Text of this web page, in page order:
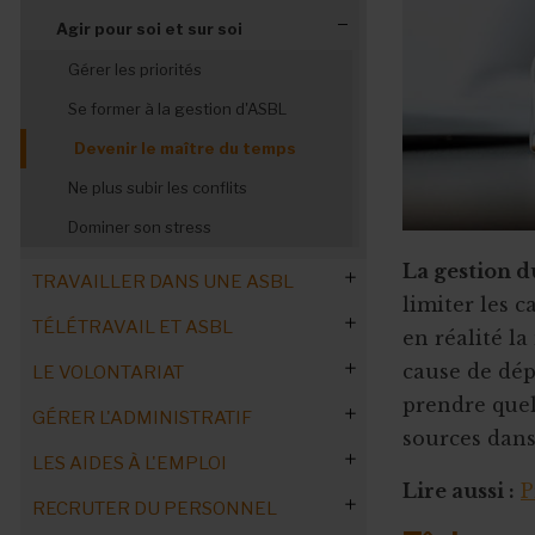
Suivre, évaluer, motiver
Conduire une réunion d’équipe
Gérer un conflit dans l’ASBL
Activer l’intelligence collective
Générer et partager les idées
Porter un projet avec l'équipe
Apprendre à parler en public
Réussir une présentation
Agir pour soi et sur soi
Gérer les priorités
Se former à la gestion d'ASBL
Devenir le maître du temps
Ne plus subir les conflits
Dominer son stress
TRAVAILLER DANS UNE ASBL
L'emploi dans le Non-Marchand
Chiffres de l’emploi dans l’associatif
précarisation
Ressources humaines :
TÉLÉTRAVAIL ET ASBL
Télétravail : cadre réglementaire
Télétravail occasionnel
Instaurer le télétravail structurel
Télétravail : rémunération des salariés
Contrôle du bien-être au travail
Télétravail : surveiller son équipe
Accident du travail en télétravail
LE VOLONTARIAT
Commandez notre Guide Pratique
ASBL 100 % bénévoles : défis /
GÉRER L'ADMINISTRATIF
Prioriser les tâches
Déléguer efficacement
LES AIDES À L'EMPLOI
Réforme APE
RECRUTER DU PERSONNEL
La gestion
limiter les
en réalité la
cause de
prendre
sources
Lire aussi :